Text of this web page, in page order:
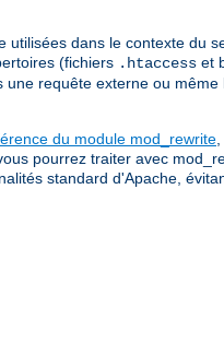
dans le contexte du
(fichiers .htaccess et
requête externe ou même
du module mod_rewrite
pourrez traiter avec
standard d'Apache,